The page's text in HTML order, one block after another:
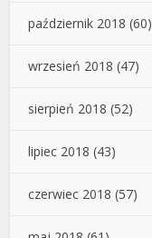
październik 2018 (60)
wrzesień 2018 (47)
sierpień 2018 (52)
lipiec 2018 (43)
czerwiec 2018 (57)